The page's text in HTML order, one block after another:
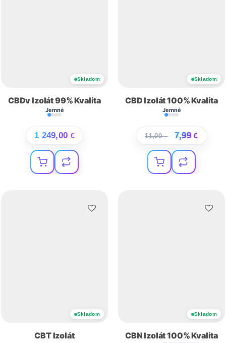
Skladom
CBDv Izolát 99% Kvalita
Jemné
1 249,00 €
Skladom
CBD Izolát 100% Kvalita
Jemné
11,00€ 7,99€
Skladom
CBT Izolát
Skladom
CBN Izolát 100% Kvalita